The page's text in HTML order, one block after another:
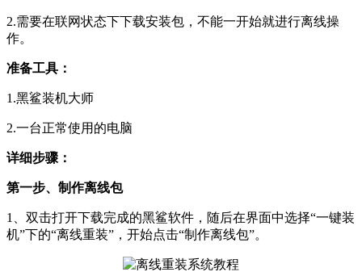
2.需要在联网状态下下载安装包，不能一开始就进行离线操
作。
准备工具：
1.黑鲨装机大师
2.一台正常使用的电脑
详细步骤：
第一步、制作离线包
1、双击打开下载完成的黑鲨软件，随后在界面中选择“一键装
机”下的“离线重装”，开始点击“制作离线包”。